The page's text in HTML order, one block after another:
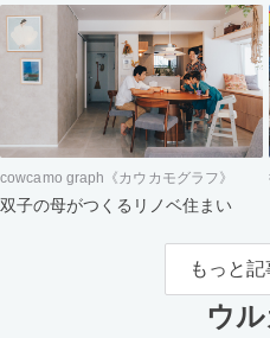
cowcamo graph《カウカモグラフ》
双子の母がつくるリノベ住まい
もっと
ウ